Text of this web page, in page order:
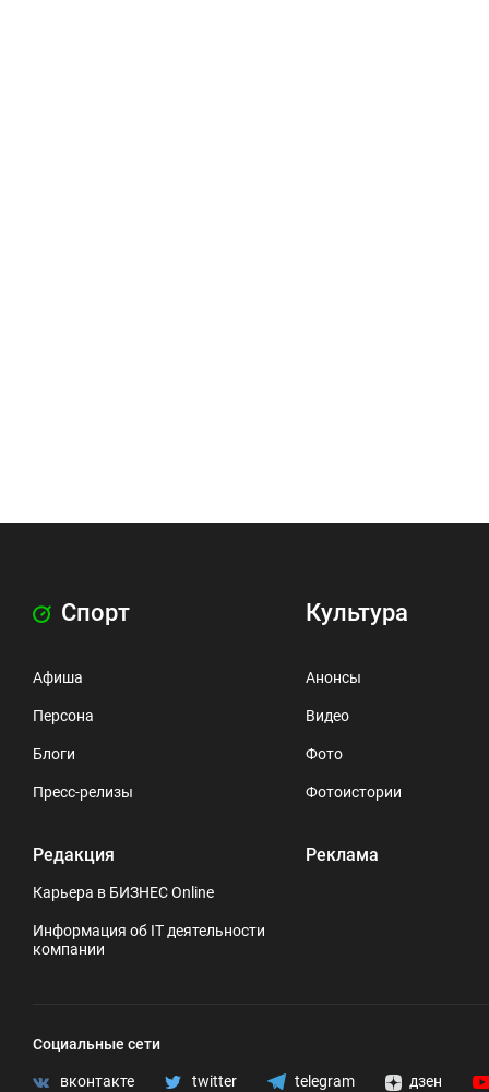
Спорт
Афиша
Персона
Блоги
Пресс-релизы
Редакция
Карьера в БИЗНЕС Online
Информация об IT деятельности
компании
Культура
Анонсы
Видео
Фото
Фотоистории
Реклама
Социальные сети
вконтакте twitter telegram дзен